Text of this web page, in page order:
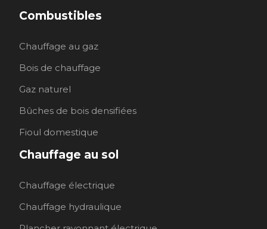
Combustibles
Chauffage au gaz
Bois de chauffage
Gaz naturel
Bûches de bois densifiées
Fioul domestique
Chauffage au sol
Chauffage électrique
Chauffage hydraulique